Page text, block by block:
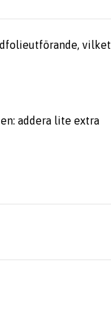
vilket
addera lite extra